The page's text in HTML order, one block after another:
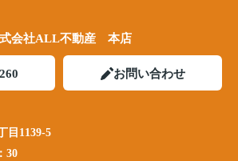
会社ALL不動産 本店
お問い合わせ
目1139-5
30